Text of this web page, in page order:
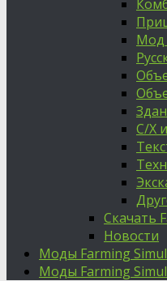
Мод
С/Х
Скачать
Новости
Моды Farming
Моды Farming